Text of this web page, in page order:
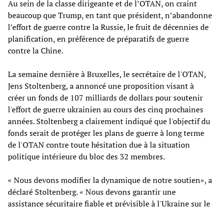
Au sein de la classe dirigeante et de l’OTAN, on craint
beaucoup que Trump, en tant que président, n’abandonne
l’effort de guerre contre la Russie, le fruit de décennies de
planification, en préférence de préparatifs de guerre
contre la Chine.
La semaine dernière à Bruxelles, le secrétaire de l'OTAN,
Jens Stoltenberg, a annoncé une proposition visant à
créer un fonds de 107 milliards de dollars pour soutenir
l'effort de guerre ukrainien au cours des cinq prochaines
années. Stoltenberg a clairement indiqué que l'objectif du
fonds serait de protéger les plans de guerre à long terme
de l'OTAN contre toute hésitation due à la situation
politique intérieure du bloc des 32 membres.
« Nous devons modifier la dynamique de notre soutien», a
déclaré Stoltenberg. « Nous devons garantir une
assistance sécuritaire fiable et prévisible à l'Ukraine sur le